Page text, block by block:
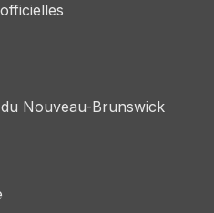
Nouveau-Brunswick